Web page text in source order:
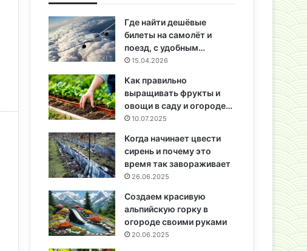
Где найти дешёвые
билеты на самолёт и
поезд, с удобным…
15.04.2026
Как правильно
выращивать фрукты и
овощи в саду и огороде…
10.07.2025
Когда начинает цвести
сирень и почему это
время так завораживает
26.06.2025
Создаем красивую
альпийскую горку в
огороде своими руками
20.06.2025